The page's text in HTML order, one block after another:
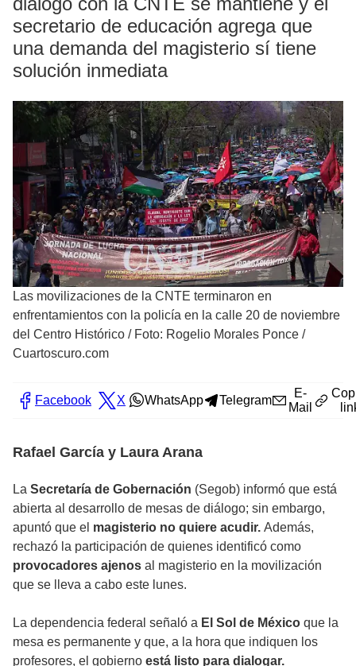
secretario de educación agrega que
una demanda del magisterio sí tiene
solución inmediata
Las movilizaciones de la CNTE terminaron en
enfrentamientos con la policía en la calle 20 de noviembre
del Centro Histórico / Foto: Rogelio Morales Ponce /
Cuartoscuro.com
Facebook X WhatsApp Telegram
E-
Mail
Rafael García y Laura Arana
La Secretaría de Gobernación (Segob) informó que está
abierta al desarrollo de mesas de diálogo; sin embargo,
apuntó que el magisterio no quiere acudir. Además,
rechazó la participación de quienes identificó como
provocadores ajenos al magisterio en la movilización
que se lleva a cabo este lunes.
La dependencia federal señaló a El Sol de México que la
mesa es permanente y que, a la hora que indiquen los
profesores, el gobierno está listo para dialogar.